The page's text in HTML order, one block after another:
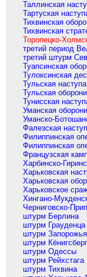
Таллинская
Тартуская
Тихвинская
Тихвинская
Торопецко-
третий период
третий штурм
Туапсинская
Тулоксинская
Тульская
Тульская
Тунисская
Уманская
Уманско-
Фалезская
Филиппинская
Филиппинская
Французская
Харбинско-
Харьковская
Харьковская
Харьковское
Хингано-
Черниговско-
штурм Берлина
штурм Грауденца
штурм Запорожья
штурм
штурм Одессы
штурм Рейхстага
штурм Тихвина